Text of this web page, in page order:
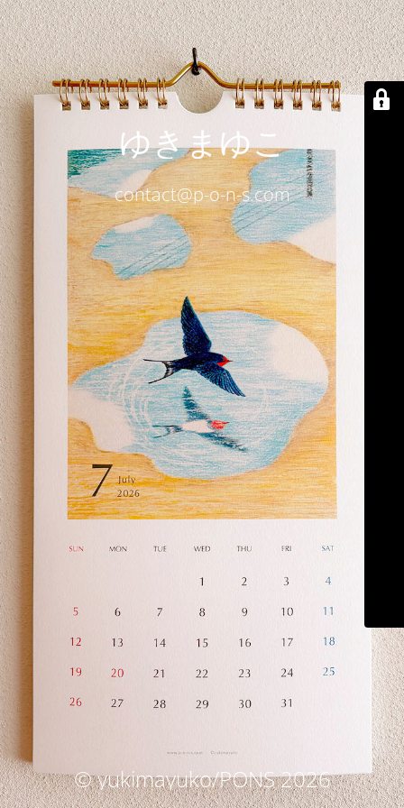
ゆきまゆこ
contact@p-o-n-s.com
© yukimayuko/PONS 2026